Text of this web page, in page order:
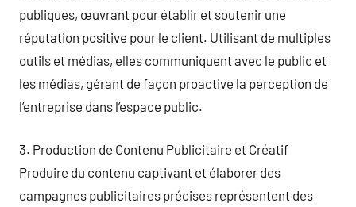
publiques, œuvrant pour établir et soutenir une
réputation positive pour le client. Utilisant de multiples
outils et médias, elles communiquent avec le public et
les médias, gérant de façon proactive la perception de
l’entreprise dans l’espace public.
3. Production de Contenu Publicitaire et Créatif
Produire du contenu captivant et élaborer des
campagnes publicitaires précises représentent des